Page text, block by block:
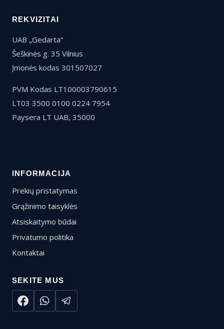
REKVIZITAI
UAB „Gedarta”
Šeškinės g. 35 Vilnius
Įmonės kodas 301507027
PVM Kodas LT100003790615
LT03 3500 0100 0224 7954
Paysera LT UAB, 35000
INFORMACIJA
Prekių pristatymas
Grąžinimo taisyklės
Atsiskaitymo būdai
Privatumo politika
Kontaktai
SEKITE MUS